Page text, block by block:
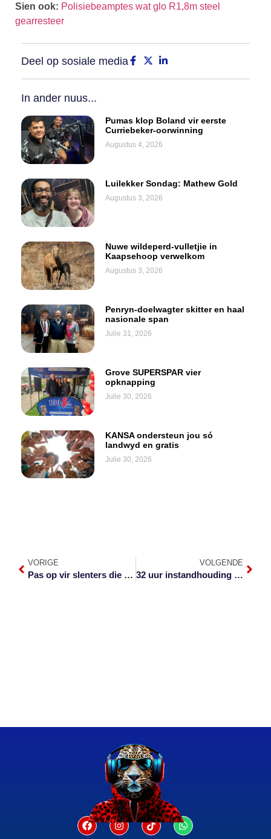
Sien ook: Polisiebeamptes wat glo R1,8m steel
gearresteer
Deel op sosiale media
In ander nuus...
Pumas klop Boland vir eerste
Curriebeker-oorwinning
Augustus 4, 2026
Luilekker Sondag: Mathew Gold
Augustus 3, 2026
Nuwe wildeperd-vulletjie in
Kaapsehoop verwelkom
Augustus 3, 2026
Penryn-doelwagter skitter en haal
nasionale span
Julie 31, 2026
Grove SUPERSPAR vier
opknapping
Julie 30, 2026
KANSA ondersteun jou só
landwyd en gratis
Julie 30, 2026
VORIGE
Pas op vir slenters die feestyd
VOLGENDE
32 uur instandhouding uitgestel vir eksamens